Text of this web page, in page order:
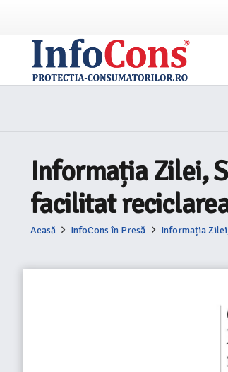
Informația Zilei,
facilitat
Acasă InfoCons în Presă Informația